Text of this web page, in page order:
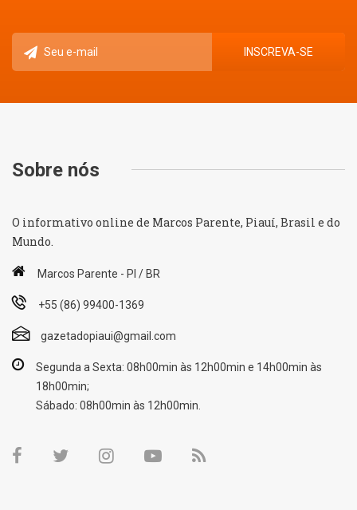
Sobre nós
O informativo online de Marcos Parente, Piauí, Brasil e do
Mundo.
Marcos Parente - PI / BR
+55 (86) 99400-1369
gazetadopiaui@gmail.com
Segunda a Sexta: 08h00min às 12h00min e 14h00min às
18h00min;
Sábado: 08h00min às 12h00min.